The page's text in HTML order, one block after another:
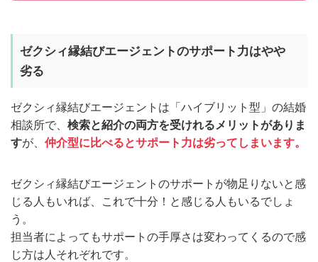
ゼクシィ縁結びエージェントのサポート力はやや
劣る
ゼクシィ縁結びエージェントは「ハイブリット型」の結婚
相談所で、 検索と紹介の両方を受けれるメリットがありま
すが、 仲介型に比べるとサポート力は劣ってしまいます。
ゼクシィ縁結びエージェントのサポートが物足りないと感
じる人もいれば、これで十分！と感じる人もいるでしょ
う。
担当者によってもサポートの手厚さは変わってくるので感
じ方は人それぞれです。